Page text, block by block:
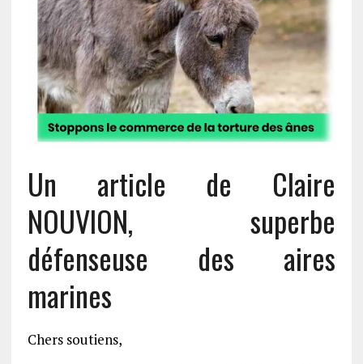
Un article de Claire
NOUVION, superbe
défenseuse des aires
marines
Chers soutiens,